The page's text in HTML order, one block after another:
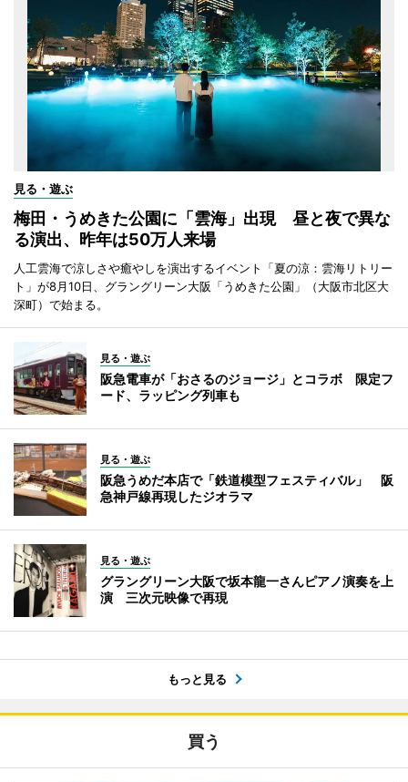
見る・遊ぶ
梅田・うめきた公園に「雲海」出現 昼と夜で異な
る演出、昨年は50万人来場
人工雲海で涼しさや癒やしを演出するイベント「夏の涼：雲海リトリー
ト」が8月10日、グラングリーン大阪「うめきた公園」（大阪市北区大
深町）で始まる。
見る・遊ぶ
阪急電車が「おさるのジョージ」とコラボ 限定フ
ード、ラッピング列車も
見る・遊ぶ
阪急うめだ本店で「鉄道模型フェスティバル」 阪
急神戸線再現したジオラマ
見る・遊ぶ
グラングリーン大阪で坂本龍一さんピアノ演奏を上
演 三次元映像で再現
もっと見る
買う